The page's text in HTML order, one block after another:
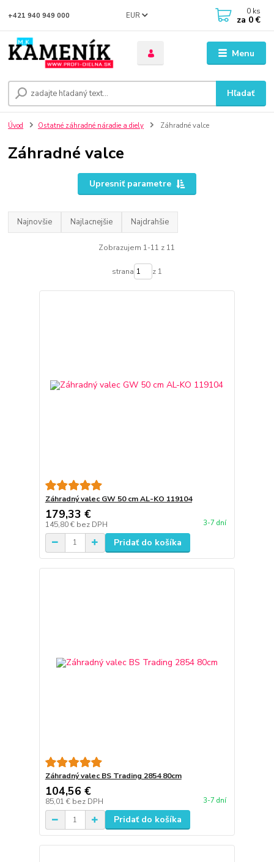
Menu
EUR
Hľadať
+421 940 949 000 0 ks
za 0 €
Úvod Ostatné záhradné náradie a diely Záhradné valce
Záhradné valce
Upresniť parametre
Najnovšie Najlacnejšie Najdrahšie
Zobrazujem 1-11 z 11
strana z 1
Záhradný valec GW 50 cm AL-KO 119104
179,33 €
145,80 € bez DPH 3-7 dní
Pridať do košíka
Záhradný valec BS Trading 2854 80cm
104,56 €
85,01 € bez DPH 3-7 dní
Pridať do košíka